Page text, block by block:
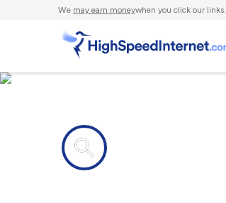
We may earn moneywhen you click our links.